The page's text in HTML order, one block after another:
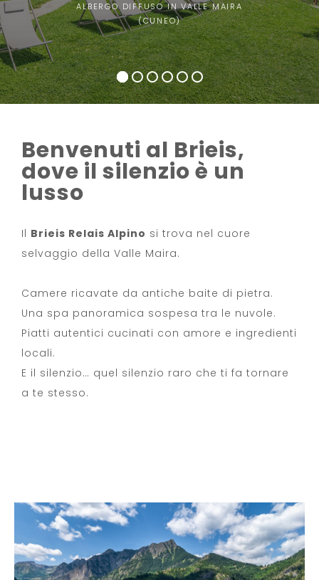
ALBERGO DIFFUSO IN VALLE MAIRA
(CUNEO)
Benvenuti al Brieis,
dove il silenzio è un
lusso
Il Brieis Relais Alpino si trova nel cuore
selvaggio della Valle Maira.
Camere ricavate da antiche baite di pietra.
Una spa panoramica sospesa tra le nuvole.
Piatti autentici cucinati con amore e ingredienti
locali.
E il silenzio… quel silenzio raro che ti fa tornare
a te stesso.